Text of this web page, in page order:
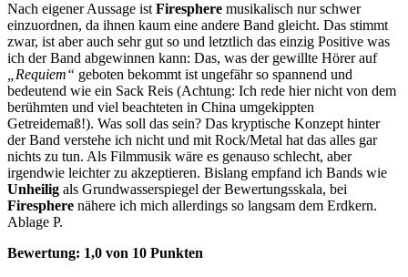
Nach eigener Aussage ist Firesphere musikalisch nur schwer
einzuordnen, da ihnen kaum eine andere Band gleicht. Das stimmt
zwar, ist aber auch sehr gut so und letztlich das einzig Positive was
ich der Band abgewinnen kann: Das, was der gewillte Hörer auf
„Requiem“ geboten bekommt ist ungefähr so spannend und
bedeutend wie ein Sack Reis (Achtung: Ich rede hier nicht von dem
berühmten und viel beachteten in China umgekippten
Getreidemaß!). Was soll das sein? Das kryptische Konzept hinter
der Band verstehe ich nicht und mit Rock/Metal hat das alles gar
nichts zu tun. Als Filmmusik wäre es genauso schlecht, aber
irgendwie leichter zu akzeptieren. Bislang empfand ich Bands wie
Unheilig als Grundwasserspiegel der Bewertungsskala, bei
Firesphere nähere ich mich allerdings so langsam dem Erdkern.
Ablage P.
Bewertung: 1,0 von 10 Punkten